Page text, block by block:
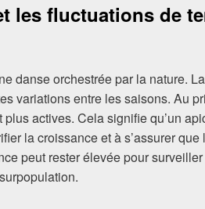
les fluctuations de
danse orchestrée par la nature. La
variations entre les saisons. Au
actives. Cela signifie qu’un
la croissance et à s’assurer
peut rester élevée pour